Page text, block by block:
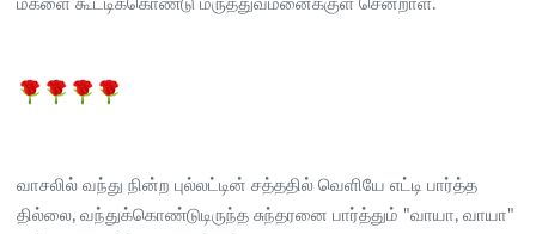
மகளை கூட்டிக்கொண்டு மருத்துவமனைக்குள் சென்றாள்.
வாசலில் வந்து நின்ற புல்லட்டின் சத்ததில் வெளியே எட்டி பார்த்த
தில்லை, வந்துக்கொண்டுடிருந்த சுந்தரனை பார்த்தும் "வாயா, வாயா"